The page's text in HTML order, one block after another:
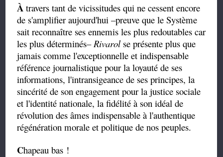
À travers tant de vicissitudes qui ne cessent encore
de s'amplifier aujourd'hui –preuve que le Système
sait reconnaître ses ennemis les plus redoutables car
les plus déterminés– Rivarolse présente plus que
jamais comme l'exceptionnelle et indispensable
référence journalistique pour la loyauté de ses
informations, l'intransigeance de ses principes, la
sincérité de son engagement pour la justice sociale
et l'identité nationale, la fidélité à son idéal de
révolution des âmes indispensable à l'authentique
régénération morale et politique de nos peuples.
Chapeau bas !